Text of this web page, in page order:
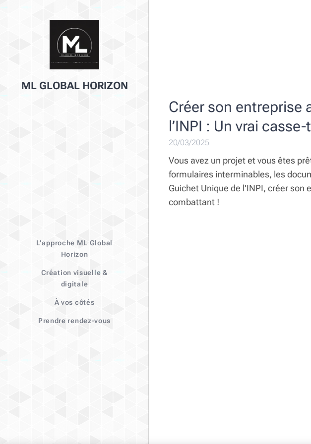
ML GLOBAL HORIZON
L’approche ML Global
Horizon
Création visuelle &
digitale
À vos côtés
Prendre rendez-vous
Créer son entreprise
l’INPI : Un vrai
20/03/2025
Vous avez un projet et vous êtes
formulaires interminables, les
Guichet Unique de l'INPI, créer son
combattant !